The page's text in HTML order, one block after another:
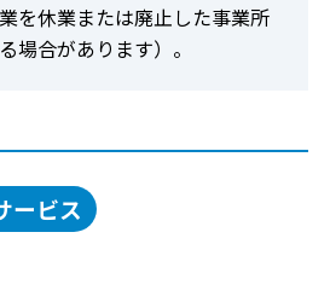
を休業または廃止した事業所
場合があります）。
ービス